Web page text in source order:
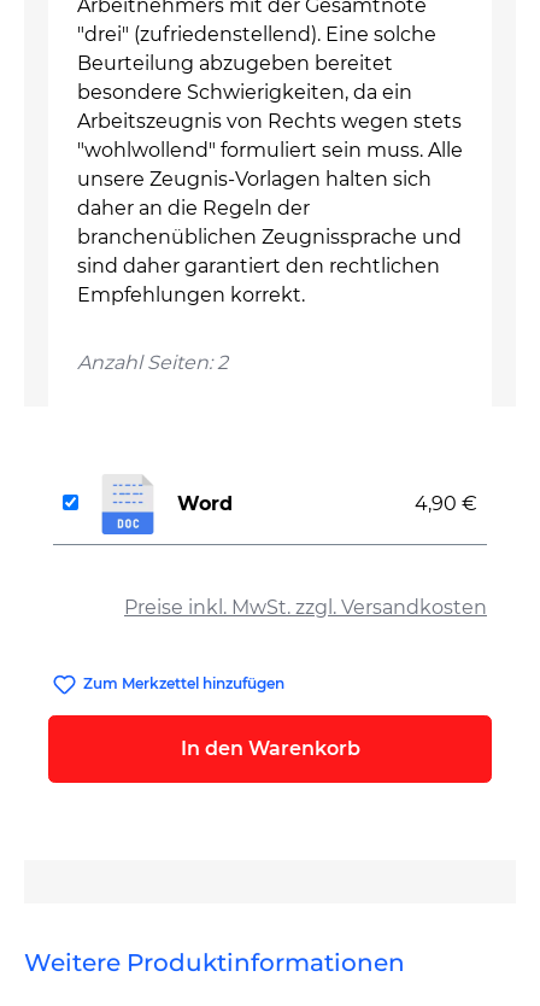
Arbeitnehmers mit der Gesamtnote
"drei" (zufriedenstellend). Eine solche
Beurteilung abzugeben bereitet
besondere Schwierigkeiten, da ein
Arbeitszeugnis von Rechts wegen stets
"wohlwollend" formuliert sein muss. Alle
unsere Zeugnis-Vorlagen halten sich
daher an die Regeln der
branchenüblichen Zeugnissprache und
sind daher garantiert den rechtlichen
Empfehlungen korrekt.
Anzahl Seiten: 2
Preise inkl. MwSt. zzgl. Versandkosten
Word 4,90 €
Zum Merkzettel hinzufügen
In den Warenkorb
Weitere Produktinformationen